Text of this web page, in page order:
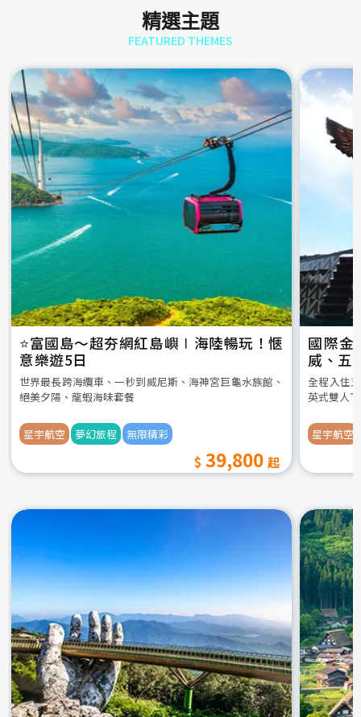
精選主題
FEATURED THEMES
⭐️富國島～超夯網紅島嶼∣海陸暢玩！愜
意樂遊5日
世界最長跨海纜車、一秒到威尼斯、海神宮巨龜水族館、
絕美夕陽、龍蝦海味套餐
星宇航空 夢幻旅程 無限精彩
39,800
國際金
威、五
全程入住
英式雙人
星宇航空